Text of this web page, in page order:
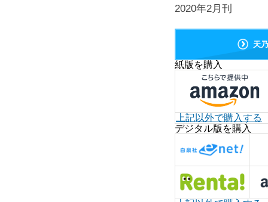
2020年2月刊
天
紙版を購入
上記以外で購入する
デジタル版を購入